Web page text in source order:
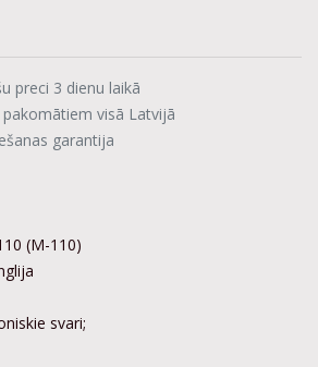
preci 3 dienu laikā
visā Latvijā
garantija
(M-110)
svari;